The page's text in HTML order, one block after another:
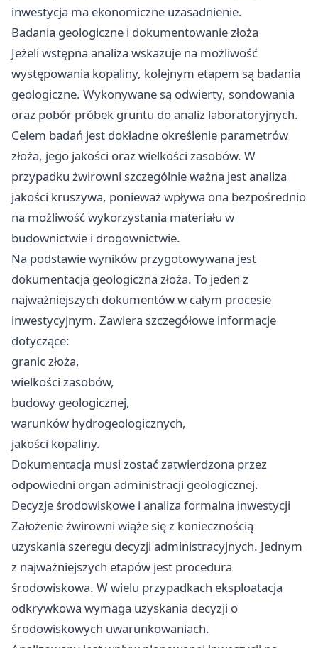
inwestycja ma ekonomiczne uzasadnienie.
Badania geologiczne i dokumentowanie złoża
Jeżeli wstępna analiza wskazuje na możliwość
występowania kopaliny, kolejnym etapem są badania
geologiczne. Wykonywane są odwierty, sondowania
oraz pobór próbek gruntu do analiz laboratoryjnych.
Celem badań jest dokładne określenie parametrów
złoża, jego jakości oraz wielkości zasobów. W
przypadku żwirowni szczególnie ważna jest analiza
jakości kruszywa, ponieważ wpływa ona bezpośrednio
na możliwość wykorzystania materiału w
budownictwie i drogownictwie.
Na podstawie wyników przygotowywana jest
dokumentacja geologiczna złoża. To jeden z
najważniejszych dokumentów w całym procesie
inwestycyjnym. Zawiera szczegółowe informacje
dotyczące:
granic złoża,
wielkości zasobów,
budowy geologicznej,
warunków hydrogeologicznych,
jakości kopaliny.
Dokumentacja musi zostać zatwierdzona przez
odpowiedni organ administracji geologicznej.
Decyzje środowiskowe i analiza formalna inwestycji
Założenie żwirowni wiąże się z koniecznością
uzyskania szeregu decyzji administracyjnych. Jednym
z najważniejszych etapów jest procedura
środowiskowa. W wielu przypadkach eksploatacja
odkrywkowa wymaga uzyskania decyzji o
środowiskowych uwarunkowaniach.